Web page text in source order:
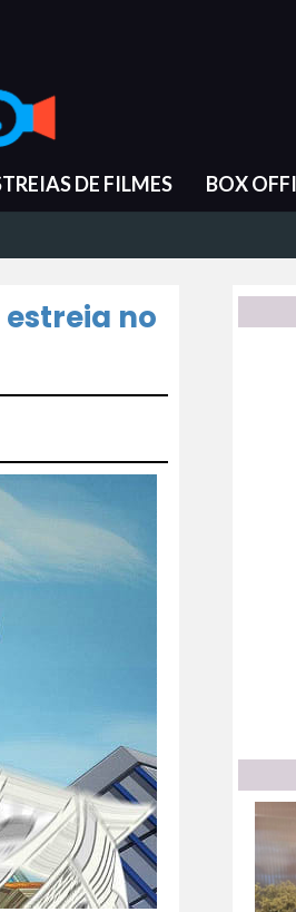
DE FILMES BOX
no